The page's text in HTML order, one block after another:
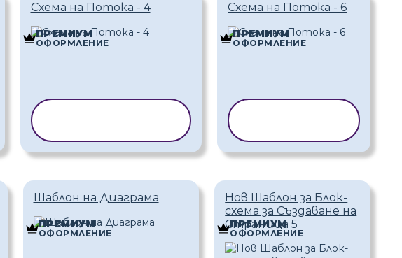
Схема на Потока - 4
ПРЕМИУМ
ОФОРМЛЕНИЕ
Схема на Потока - 6
ПРЕМИУМ
ОФОРМЛЕНИЕ
Шаблон на Диаграма
ПРЕМИУМ
ОФОРМЛЕНИЕ
Нов Шаблон за Блок-
схема за Създаване на
Страница 5
ПРЕМИУМ
ОФОРМЛЕНИЕ